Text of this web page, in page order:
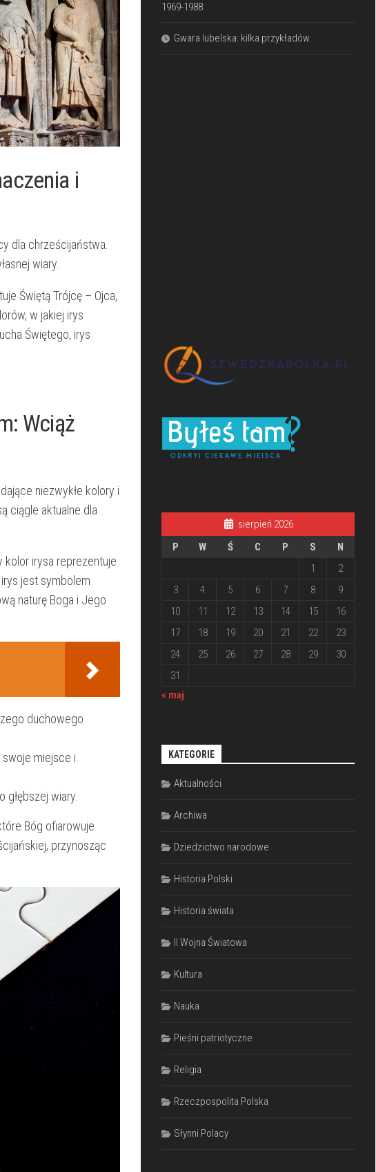
i
dla chrześcijaństwa.
‍wiary.
Świętą Trójcę – Ojca,
w jakiej irys⁤
Świętego, irys
⁢Wciąż
niezwykłe kolory i
ciągle aktualne dla
kolor irysa reprezentuje‍
jest symbolem
naturę Boga ‍i Jego
duchowego
swoje miejsce i
głębszej wiary.
Bóg ofiarowuje
przynosząc
1969-1988
Gwara lubelska: kilka przykładów
sierpień 2026
P
W Ś C P S
N
1
2
3
4 5 6 7 8
9
10
11 12 13 14 15
16
17
18 19 20 21 22
23
24
25 26 27 28 29
30
31
« maj
KATEGORIE
Aktualności
Archiwa
Dziedzictwo narodowe
Historia Polski
Historia świata
II Wojna Światowa
Kultura
Nauka
Pieśni patriotyczne
Religia
Rzeczpospolita Polska
Słynni Polacy